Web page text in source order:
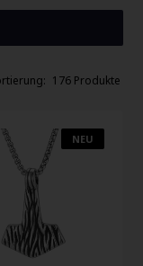
176 Produkte
NEU